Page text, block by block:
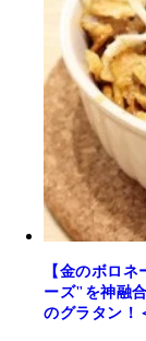
【金のボロ
ーズ"を神融
のグラタン！